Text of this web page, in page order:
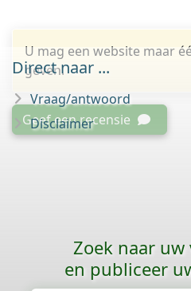
U mag een website maar
geven.
Geef een recensie
Direct naar ...
Vraag/antwoord
Disclaimer
Zoek naar
en publiceer